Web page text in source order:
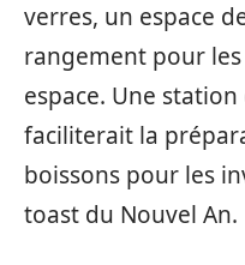
verres, un espace
rangement pour
espace. Une
faciliterait la
boissons pour les
toast du Nouvel An.